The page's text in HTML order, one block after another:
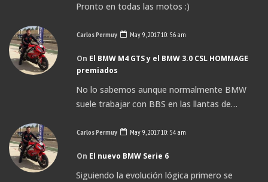
Pronto en todas las motos :)
Carlos Permuy May 9, 2017 10: 56 am
On El BMW M4 GTS y el BMW 3.0 CSL HOMMAGE
premiados
No lo sabemos aunque normalmente BMW
suele trabajar con BBS en las llantas de…
Carlos Permuy May 9, 2017 10: 54 am
On El nuevo BMW Serie 6
Siguiendo la evolución lógica primero se